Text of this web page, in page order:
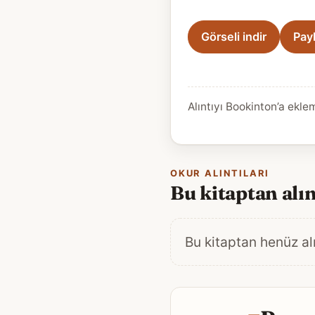
Görseli indir
Alıntıyı Bookinton’a
OKUR ALINTILARI
Bu kitaptan
Bu kitaptan henüz